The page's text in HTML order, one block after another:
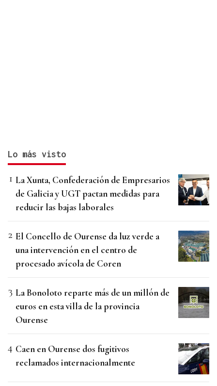
Lo más visto
La Xunta, Confederación de Empresarios
de Galicia y UGT pactan medidas para
reducir las bajas laborales
El Concello de Ourense da luz verde a
una intervención en el centro de
procesado avícola de Coren
La Bonoloto reparte más de un millón de
euros en esta villa de la provincia
Ourense
Caen en Ourense dos fugitivos
reclamados internacionalmente